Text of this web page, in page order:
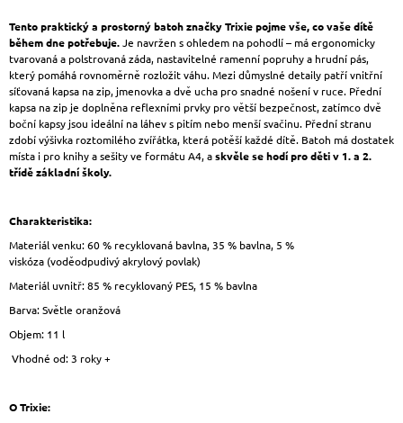
Tento praktický a prostorný batoh značky Trixie pojme vše, co vaše dítě
během dne potřebuje.Je navržen s ohledem na pohodlí – má ergonomicky
tvarovaná a polstrovaná záda, nastavitelné ramenní popruhy a hrudní pás,
který pomáhá rovnoměrně rozložit váhu. Mezi důmyslné detaily patří vnitřní
síťovaná kapsa na zip, jmenovka a dvě ucha pro snadné nošení v ruce. Přední
kapsa na zip je doplněna reflexními prvky pro větší bezpečnost, zatímco dvě
boční kapsy jsou ideální na láhev s pitím nebo menší svačinu. Přední stranu
zdobí výšivka roztomilého zvířátka, která potěší každé dítě. Batoh má dostatek
místa i pro knihy a sešity ve formátu A4, askvěle se hodí pro děti v 1. a 2.
třídě základní školy.
Charakteristika:
Materiál venku: 60 % recyklovaná bavlna, 35 % bavlna, 5 %
viskóza (voděodpudivý akrylový povlak)
Materiál uvnitř: 85 % recyklovaný PES, 15 % bavlna
Barva: Světle oranžová
Objem: 11 l
Vhodné od: 3 roky +
O Trixie: